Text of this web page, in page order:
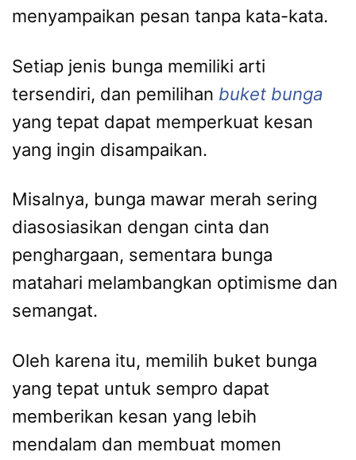
menyampaikan pesan tanpa kata-kata.
Setiap jenis bunga memiliki arti
tersendiri, dan pemilihan buket bunga
yang tepat dapat memperkuat kesan
yang ingin disampaikan.
Misalnya, bunga mawar merah sering
diasosiasikan dengan cinta dan
penghargaan, sementara bunga
matahari melambangkan optimisme dan
semangat.
Oleh karena itu, memilih buket bunga
yang tepat untuk sempro dapat
memberikan kesan yang lebih
mendalam dan membuat momen